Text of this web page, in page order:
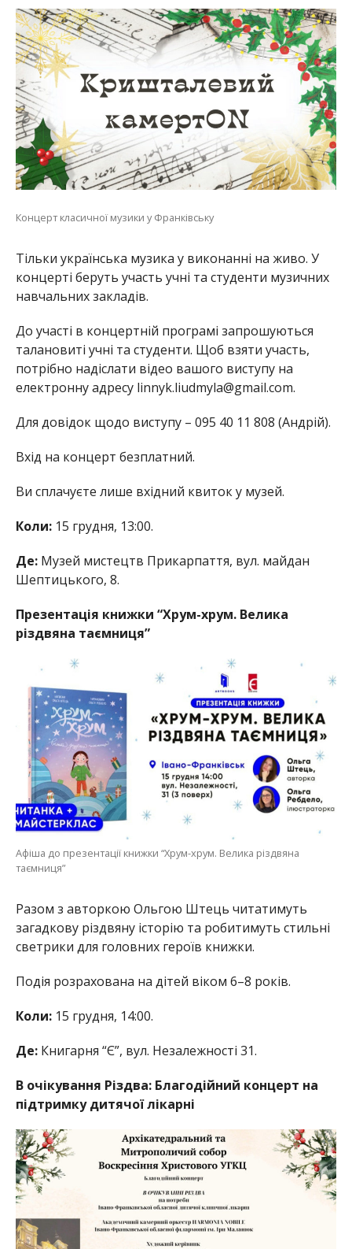
Концерт класичної музики у Франківську
Тільки українська музика у виконанні на живо. У
концерті беруть участь учні та студенти музичних
навчальних закладів.
До участі в концертній програмі запрошуються
талановиті учні та студенти. Щоб взяти участь,
потрібно надіслати відео вашого виступу на
електронну адресу linnyk.liudmyla@gmail.com.
Для довідок щодо виступу – 095 40 11 808 (Андрій).
Вхід на концерт безплатний.
Ви сплачуєте лише вхідний квиток у музей.
Коли:15 грудня, 13:00.
Де:Музей мистецтв Прикарпаття, вул. майдан
Шептицького, 8.
Презентація книжки “Хрум-хрум. Велика
різдвяна таємниця”
Афіша до презентації книжки “Хрум-хрум. Велика різдвяна
таємниця”
Разом з авторкою Ольгою Штець читатимуть
загадкову різдвяну історію та робитимуть стильні
светрики для головних героїв книжки.
Подія розрахована на дітей віком 6–8 років.
Коли:15 грудня, 14:00.
Де:Книгарня “Є”, вул. Незалежності 31.
В очікування Різдва: Благодійний концерт на
підтримку дитячої лікарні